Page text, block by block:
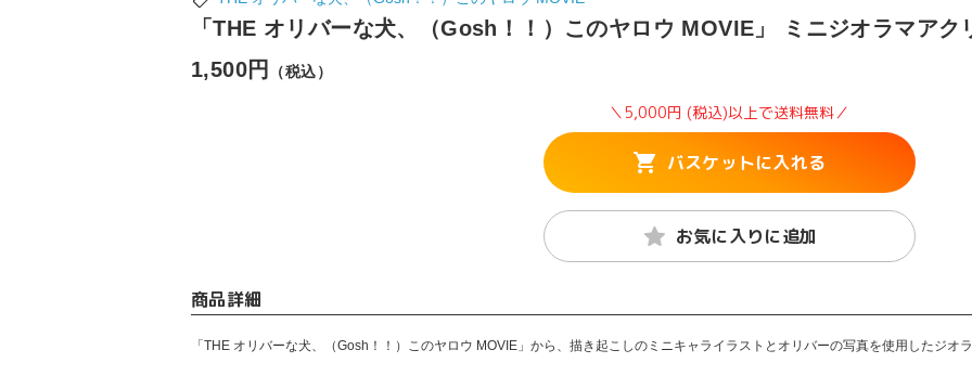
「THE オリバーな犬、（Gosh！！）このヤロウ MOVIE」 ミニジオラマアク
1,500円
（税込）
＼5,000円 (税込)以上で送料無料／
バスケットに入れる
お気に入りに追加
商品詳細
「THE オリバーな犬、（Gosh！！）このヤロウ MOVIE」から、描き起こしのミニキャライラストとオリバーの写真を使用したジオ